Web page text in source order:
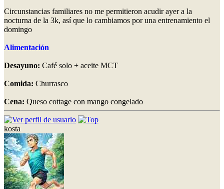
Circunstancias familiares no me permitieron acudir ayer a la
nocturna de la 3k, así que lo cambiamos por una entrenamiento el
domingo
Alimentación
Desayuno: Café solo + aceite MCT
Comida: Churrasco
Cena: Queso cottage con mango congelado
kosta